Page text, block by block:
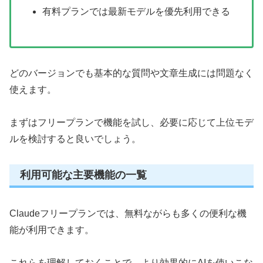
有料プランでは最新モデルを優先利用できる
どのバージョンでも基本的な質問や文章生成には問題なく
使えます。
まずはフリープランで機能を試し、必要に応じて上位モデ
ルを検討すると良いでしょう。
利用可能な主要機能の一覧
Claudeフリープランでは、無料ながらも多くの便利な機
能が利用できます。